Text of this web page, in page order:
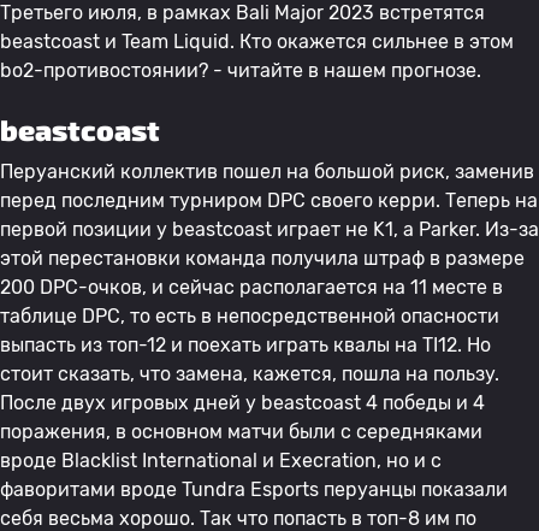
Третьего июля, в рамках Bali Major 2023 встретятся
beastcoast и Team Liquid. Кто окажется сильнее в этом
bo2-противостоянии? - читайте в нашем прогнозе.
beastcoast
Перуанский коллектив пошел на большой риск, заменив
перед последним турниром DPC своего керри. Теперь на
первой позиции у beastcoast играет не K1, а Parker. Из-за
этой перестановки команда получила штраф в размере
200 DPC-очков, и сейчас располагается на 11 месте в
таблице DPC, то есть в непосредственной опасности
выпасть из топ-12 и поехать играть квалы на TI12. Но
стоит сказать, что замена, кажется, пошла на пользу.
После двух игровых дней у beastcoast 4 победы и 4
поражения, в основном матчи были с середняками
вроде Blacklist International и Execration, но и с
фаворитами вроде Tundra Esports перуанцы показали
себя весьма хорошо. Так что попасть в топ-8 им по